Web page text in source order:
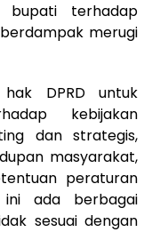
bupati terhadap
merugi
DPRD untuk
kebijakan
dan strategis,
masyarakat,
peraturan
ini ada berbagai
sesuai dengan